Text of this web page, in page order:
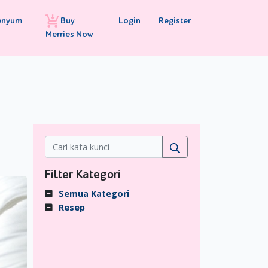
Buy
Merries Now
Login Register
Filter Kategori
Semua Kategori
Resep